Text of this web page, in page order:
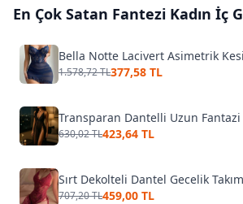
En Çok Satan Fantezi Kadın İç
1.578,72 TL377,58 TL
630,02 TL423,64 TL
707,20 TL459,00 TL